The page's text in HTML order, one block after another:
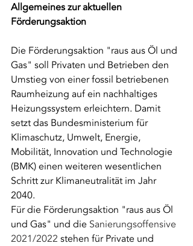
Allgemeines zur aktuellen
Förderungsaktion
Die Förderungsaktion "raus aus Öl und
Gas" soll Privaten und Betrieben den
Umstieg von einer fossil betriebenen
Raumheizung auf ein nachhaltiges
Heizungssystem erleichtern. Damit
setzt das Bundesministerium für
Klimaschutz, Umwelt, Energie,
Mobilität, Innovation und Technologie
(BMK) einen weiteren wesentlichen
Schritt zur Klimaneutralität im Jahr
2040.
Für die Förderungsaktion "raus aus Öl
und Gas" und die Sanierungsoffensive
2021/2022 stehen für Private und